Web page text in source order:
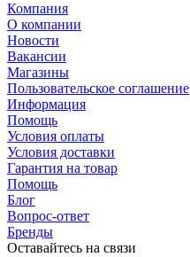
Компания
О компании
Новости
Вакансии
Магазины
Пользовательское соглашение
Информация
Помощь
Условия оплаты
Условия доставки
Гарантия на товар
Помощь
Блог
Вопрос-ответ
Бренды
Оставайтесь на связи